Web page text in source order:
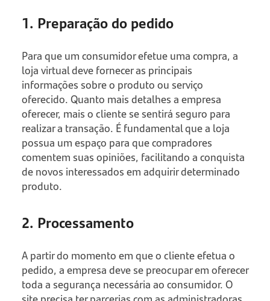
1. Preparação do pedido
Para que um consumidor efetue uma compra, a
loja virtual deve fornecer as principais
informações sobre o produto ou serviço
oferecido. Quanto mais detalhes a empresa
oferecer, mais o cliente se sentirá seguro para
realizar a transação. É fundamental que a loja
possua um espaço para que compradores
comentem suas opiniões, facilitando a conquista
de novos interessados em adquirir determinado
produto.
2. Processamento
A partir do momento em que o cliente efetua o
pedido, a empresa deve se preocupar em oferecer
toda a segurança necessária ao consumidor. O